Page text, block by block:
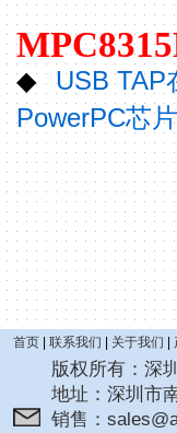
◆ USB TAP
PowerPC芯片
首页| 联系我们 关于我们
版权所有：深
地址：深圳市
销售：